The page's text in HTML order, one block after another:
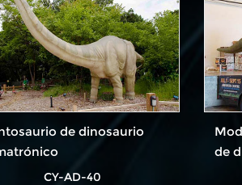
de dinosaurio
CY-AD-40
de